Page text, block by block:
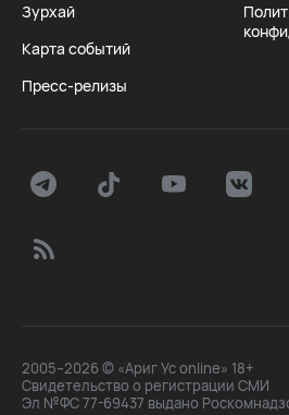
Зурхай
Карта событий
Пресс-релизы
2005–2026 © «Ариг Ус online» 18+
Свидетельство о регистрации СМИ
Эл №ФС 77-69437 выдано